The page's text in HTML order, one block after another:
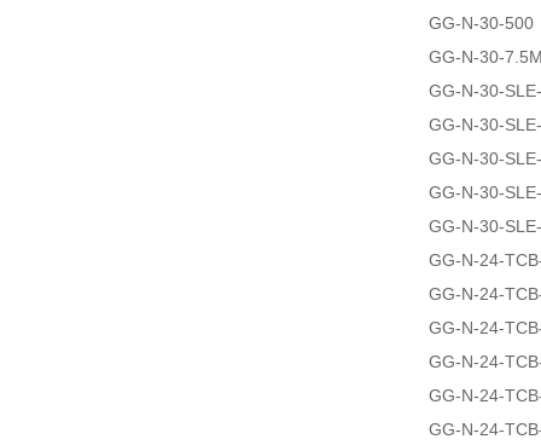
GG-N-30-500
GG-N-30-
GG-N-30-
GG-N-30-
GG-N-30-
GG-N-30-
GG-N-30-
GG-N-24-
GG-N-24-
GG-N-24-
GG-N-24-
GG-N-24-
GG-N-24-